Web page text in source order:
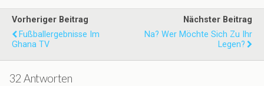
Vorheriger Beitrag
Fußballergebnisse Im
Ghana TV
Nächster Beitrag
Na? Wer Möchte Sich Zu Ihr
Legen?
32 Antworten